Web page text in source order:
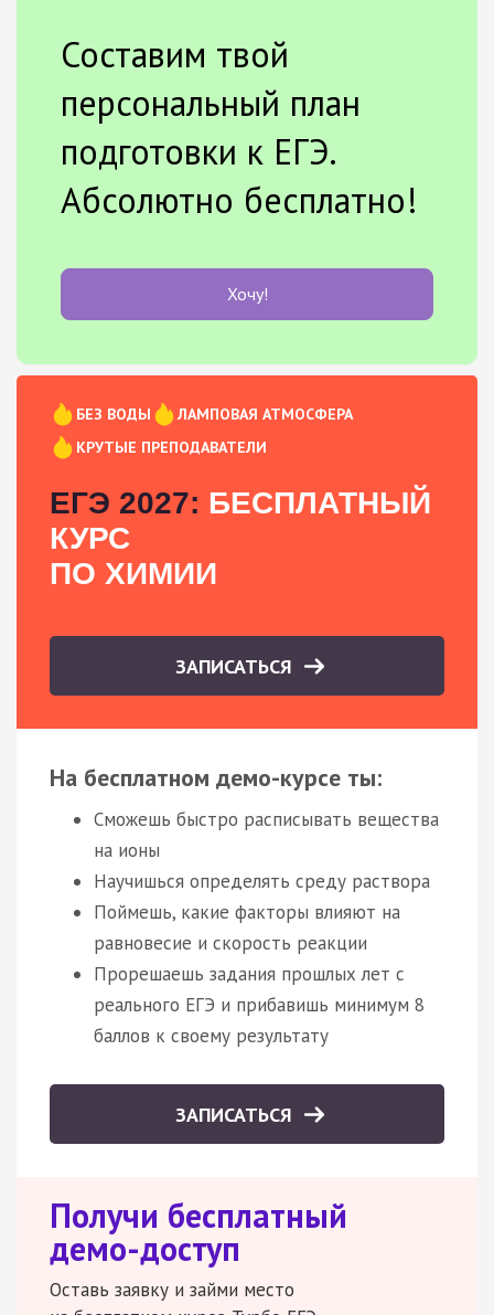
Составим твой
персональный план
подготовки к ЕГЭ.
Абсолютно бесплатно!
Хочу!
БЕЗ ВОДЫ
ЛАМПОВАЯ АТМОСФЕРА
КРУТЫЕ ПРЕПОДАВАТЕЛИ
ЕГЭ 2027: БЕСПЛАТНЫЙ
КУРС
ПО ХИМИИ
ЗАПИСАТЬСЯ
На бесплатном демо-курсе ты:
Сможешь быстро расписывать вещества
на ионы
Научишься определять среду раствора
Поймешь, какие факторы влияют на
равновесие и скорость реакции
Прорешаешь задания прошлых лет с
реального ЕГЭ и прибавишь минимум 8
баллов к своему результату
ЗАПИСАТЬСЯ
Получи бесплатный
демо-доступ
Оставь заявку и займи место